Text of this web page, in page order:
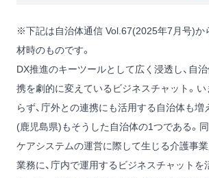
※下記は自治体通信 Vol.67(2025年7月号)か
材時のものです。
DX推進のキーツールとして広く浸透し、自
携を劇的に変えているビジネスチャット。い
らず、庁外との連携にも活用する自治体も増
(鹿児島県)もそうした自治体の1つである。
ケアシステムの運営に際して生じる介護事
業務に、庁内で運用するビジネスチャットを